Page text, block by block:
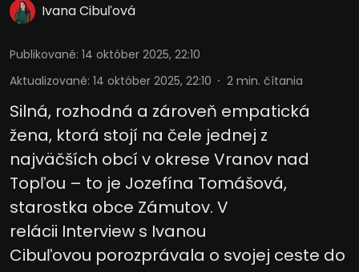
Ivana Cibuľová
Publikované: 14 október 2025, 22:10
Aktualizované: 14 október 2025, 22:10 2 min. čítania
Silná, rozhodná a zároveň empatická
žena, ktorá stojí na čele jednej z
najväčších obcí v okrese Vranov nad
Topľou – to je Jozefína Tomášová,
starostka obce Zámutov. V
relácii Interview s Ivanou
Cibuľovou porozprávala o svojej ceste do